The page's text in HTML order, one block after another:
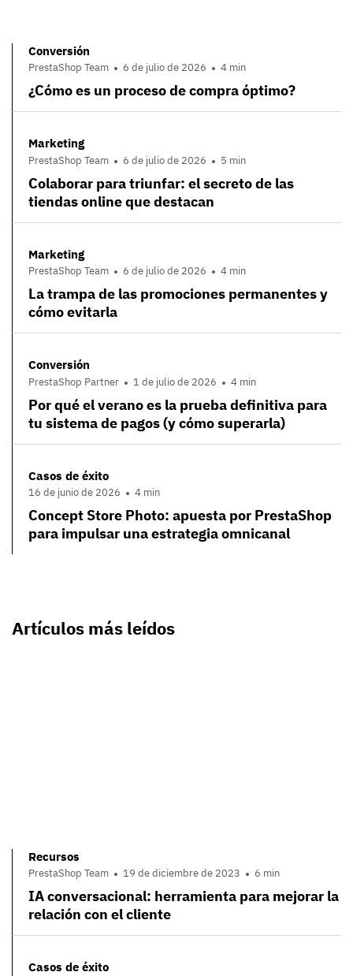
Conversión
PrestaShop Team 6 de julio de 2026 4 min
¿Cómo es un proceso de compra óptimo?
Marketing
PrestaShop Team 6 de julio de 2026 5 min
Colaborar para triunfar: el secreto de las
tiendas online que destacan
Marketing
PrestaShop Team 6 de julio de 2026 4 min
La trampa de las promociones permanentes y
cómo evitarla
Conversión
PrestaShop Partner 1 de julio de 2026 4 min
Por qué el verano es la prueba definitiva para
tu sistema de pagos (y cómo superarla)
Casos de éxito
16 de junio de 2026 4 min
Concept Store Photo: apuesta por PrestaShop
para impulsar una estrategia omnicanal
Artículos más leídos
Recursos
PrestaShop Team 19 de diciembre de 2023 6 min
IA conversacional: herramienta para mejorar la
relación con el cliente
Casos de éxito